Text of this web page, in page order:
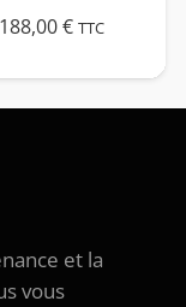
€ TTC
et la
vous